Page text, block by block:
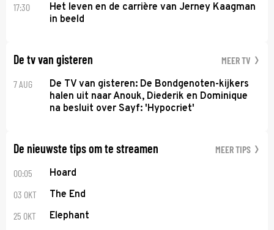
17:30
Het leven en de carrière van Jerney Kaagman
in beeld
De tv van gisteren MEER TV
7 AUG
De TV van gisteren: De Bondgenoten-kijkers
halen uit naar Anouk, Diederik en Dominique
na besluit over Sayf: 'Hypocriet'
De nieuwste tips om te streamen MEER TIPS
00:05 Hoard
03 OKT The End
25 OKT Elephant